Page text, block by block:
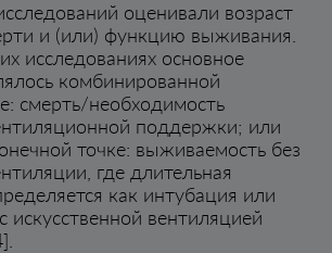
оценивали возраст
и (или) функцию выживания.
исследованиях основное
комбинированной
смерть/необходимость
поддержки; или
точке: выживаемость без
где длительная
как интубация или
искусственной вентиляцией